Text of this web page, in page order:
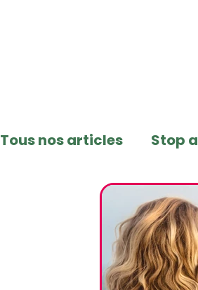
Tous nos articles Stop
Naturel & Zéro déchet
Science & Nature au